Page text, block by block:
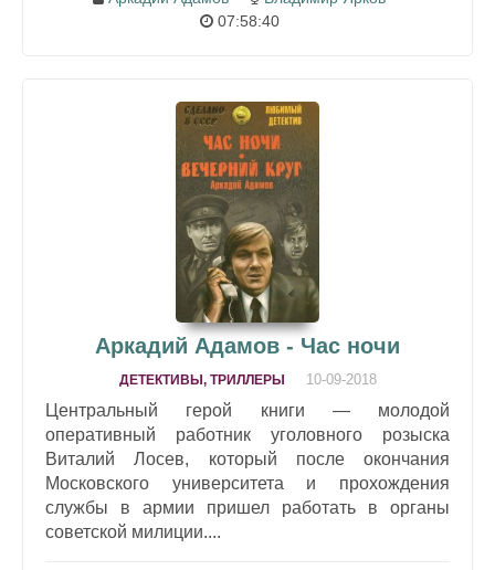
07:58:40
Аркадий Адамов - Час ночи
ДЕТЕКТИВЫ, ТРИЛЛЕРЫ 10-09-2018
Центральный герой книги — молодой
оперативный работник уголовного розыска
Виталий Лосев, который после окончания
Московского университета и прохождения
службы в армии пришел работать в органы
советской милиции....